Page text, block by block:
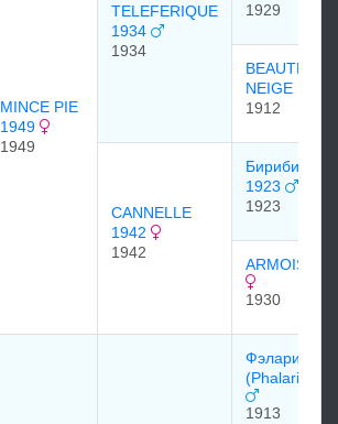
MINCE PIE
1949
1949
TELEFERIQUE
1934
1934
1929
BEAUTE DE
NEIGE 1912
1912
CANNELLE
1942
1942
Бириби
1923
1923
ARMOISE
1930
Фэларис
(Phalaris
1913